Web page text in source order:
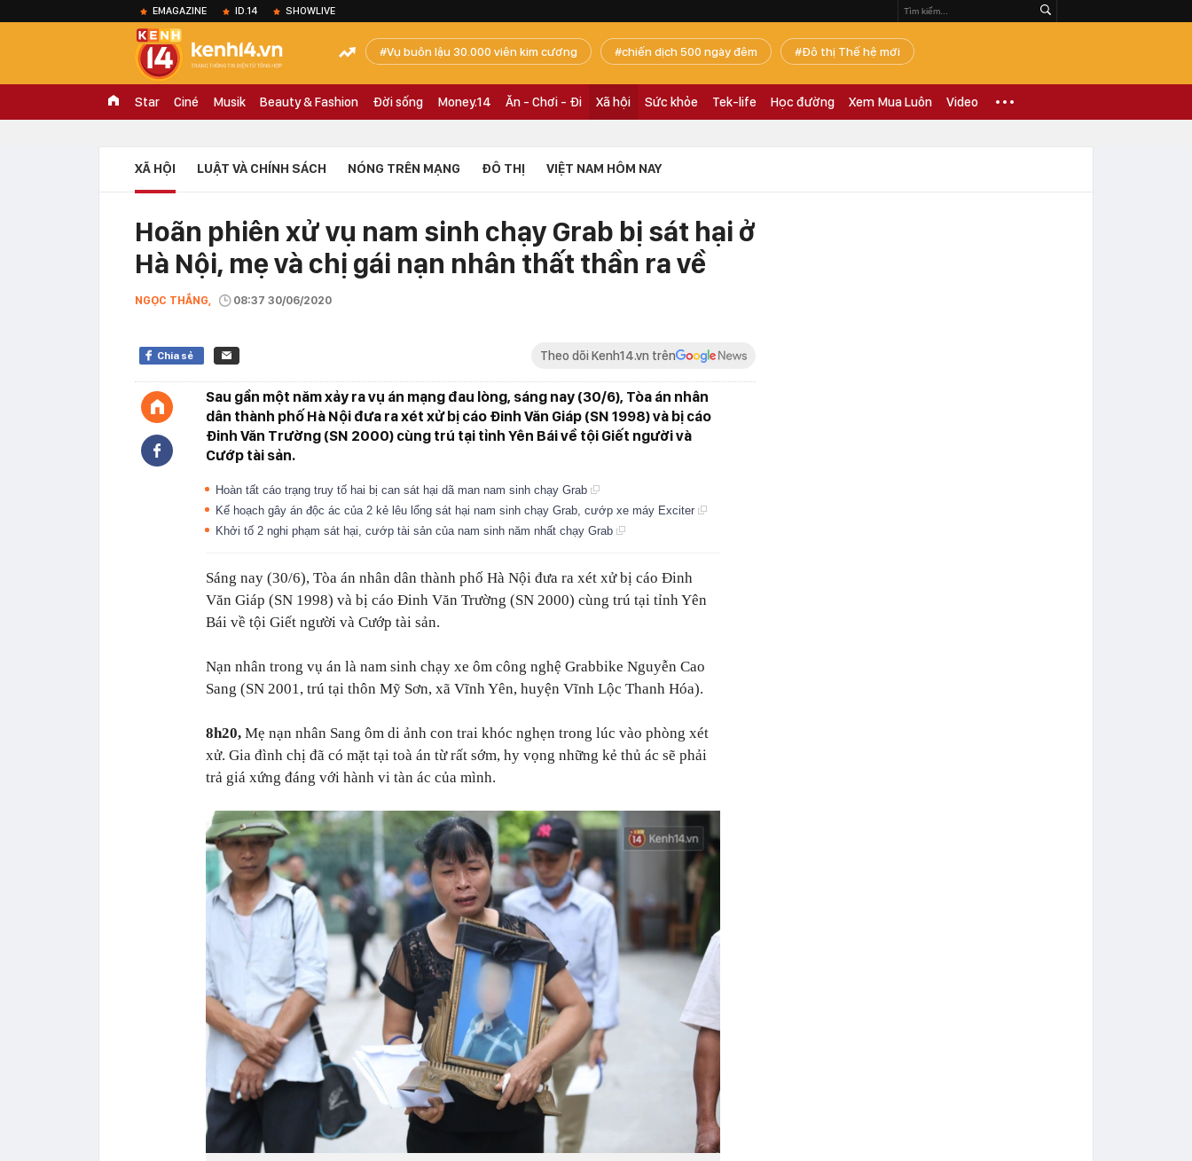
EMAGAZINE ID.14 SHOWLIVE
Vụ buôn lậu 30.000 viên kim cương chiến dịch 500 ngày đêm Đô thị Thế hệ mới
Star Ciné Musik Beauty & Fashion Đời sống Money.14 Ăn - Chơi - Đi Xã hội Sức khỏe Tek-life Học đường Xem Mua Luôn Video
XÃ HỘI LUẬT VÀ CHÍNH SÁCH NÓNG TRÊN MẠNG ĐÔ THỊ VIỆT NAM HÔM NAY
Hoãn phiên xử vụ nam sinh chạy Grab bị sát hại ở
Hà Nội, mẹ và chị gái nạn nhân thất thần ra về
NGỌC THẮNG, 08:37 30/06/2020
Chia sẻ Theo dõi Kenh14.vn trên
Sau gần một năm xảy ra vụ án mạng đau lòng, sáng nay (30/6), Tòa án nhân
dân thành phố Hà Nội đưa ra xét xử bị cáo Đinh Văn Giáp (SN 1998) và bị cáo
Đinh Văn Trường (SN 2000) cùng trú tại tỉnh Yên Bái về tội Giết người và
Cướp tài sản.
Hoàn tất cáo trạng truy tố hai bị can sát hại dã man nam sinh chạy Grab
Kế hoạch gây án độc ác của 2 kẻ lêu lổng sát hại nam sinh chạy Grab, cướp xe máy Exciter
Khởi tố 2 nghi phạm sát hại, cướp tài sản của nam sinh năm nhất chạy Grab
Sáng nay (30/6), Tòa án nhân dân thành phố Hà Nội đưa ra xét xử bị cáo Đinh
Văn Giáp (SN 1998) và bị cáo Đinh Văn Trường (SN 2000) cùng trú tại tỉnh Yên
Bái về tội Giết người và Cướp tài sản.
Nạn nhân trong vụ án là nam sinh chạy xe ôm công nghệ Grabbike Nguyễn Cao
Sang (SN 2001, trú tại thôn Mỹ Sơn, xã Vĩnh Yên, huyện Vĩnh Lộc Thanh Hóa).
8h20, Mẹ nạn nhân Sang ôm di ảnh con trai khóc nghẹn trong lúc vào phòng xét
xử. Gia đình chị đã có mặt tại toà án từ rất sớm, hy vọng những kẻ thủ ác sẽ phải
trả giá xứng đáng với hành vi tàn ác của mình.